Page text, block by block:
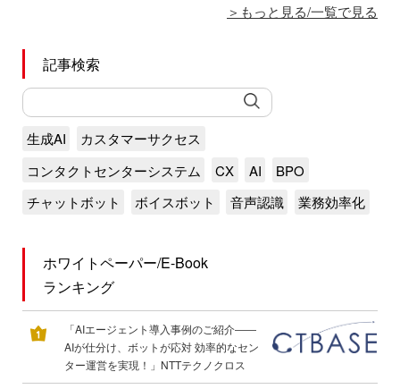
もっと見る/一覧で見る
記事検索
生成AI
カスタマーサクセス
コンタクトセンターシステム
CX AI
BPO
チャットボット
ボイスボット 音声認識 業務効率化
ホワイトペーパー/E-Book
ランキング
「AIエージェント導入事例のご紹介――
AIが仕分け、ボットが応対 効率的なセン
ター運営を実現！」NTTテクノクロス